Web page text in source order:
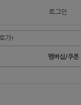
로그인
멤버십/쿠폰